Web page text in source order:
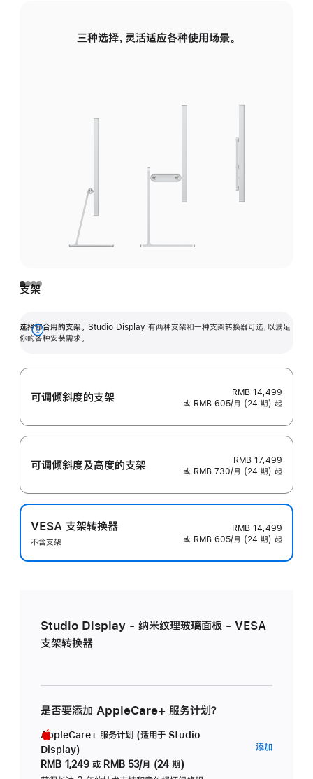
三种选择，灵活适应各种使用场景。
支架
选择你合用的支架。 Studio Display 有两种支架和一种支架转换器可选，以满足
你的各种安装需求。
展
可调倾斜度的支架
RMB 14,499
或 RMB 605/月 (24 期) 起
可调倾斜度及高‍度的支‍架
RMB 17,499
或 RMB 730/月 (24 期) 起
VESA 支架转换器
不含支架
RMB 14,499
或 RMB 605/月 (24 期) 起
Studio Display - 纳米纹理玻璃面板 - VESA
支架转换器
是否要添加 AppleCare+ 服务计划？
AppleCare+ 服务计划 (适用于 Studio
Display)
RMB 1,249 或 RMB 53/月 (24 期)
添加